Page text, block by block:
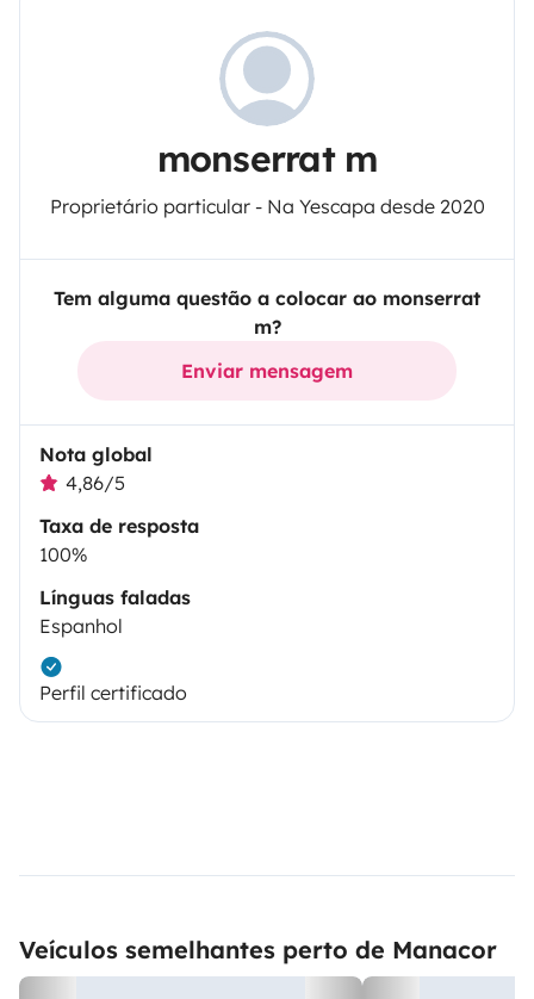
monserrat m
Proprietário particular - Na Yescapa desde 2020
Tem alguma questão a colocar ao monserrat
m?
Enviar mensagem
Nota global
4,86/5
Taxa de resposta
100%
Línguas faladas
Espanhol
Perfil certificado
Veículos semelhantes perto de Manacor